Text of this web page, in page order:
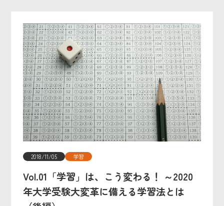
2018/11/05 学習
Vol.01「学習」は、こう変わる！ ～2020
年大学受験大変革に備える学習法とは